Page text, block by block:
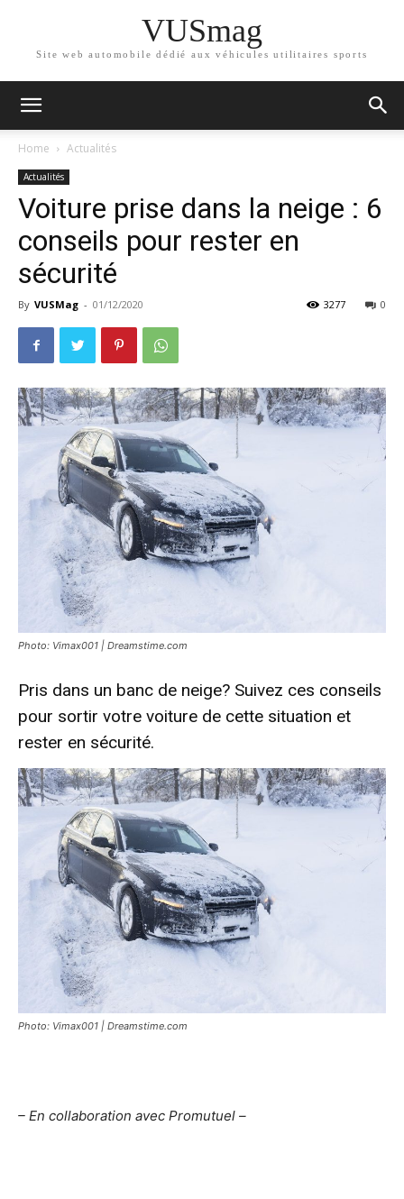
VUSmag
Site web automobile dédié aux véhicules utilitaires sports
Home Actualités
Actualités
Voiture prise dans la neige : 6
conseils pour rester en
sécurité
By VUSMag - 01/12/2020 0
3277
Photo: Vimax001 | Dreamstime.com
Pris dans un banc de neige? Suivez ces conseils
pour sortir votre voiture de cette situation et
rester en sécurité.
Photo: Vimax001 | Dreamstime.com
– En collaboration avec Promutuel –